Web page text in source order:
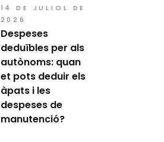
14 DE JULIOL DE
2026
Despeses
deduïbles per als
autònoms: quan
et pots deduir els
àpats i les
despeses de
manutenció?